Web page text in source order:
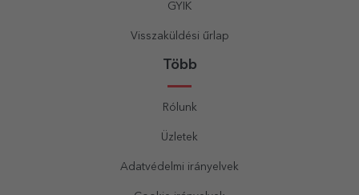
GYIK
Visszaküldési űrlap
Több
Rólunk
Üzletek
Adatvédelmi irányelvek